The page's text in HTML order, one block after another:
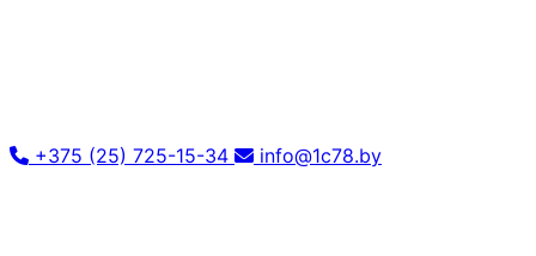
+375 (25) 725-15-34 info@1c78.by